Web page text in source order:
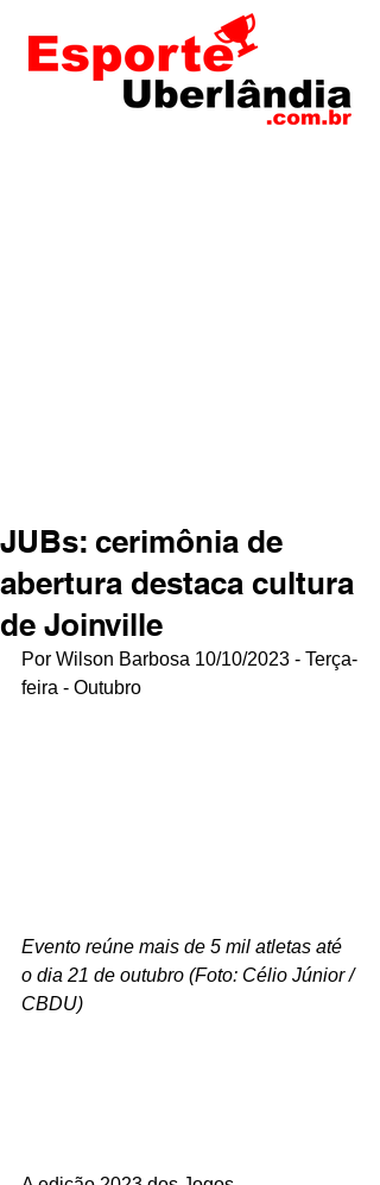
JUBs: cerimônia de
abertura destaca cultura
de Joinville
Por Wilson Barbosa 10/10/2023 - Terça-
feira - Outubro
Evento reúne mais de 5 mil atletas até
o dia 21 de outubro (Foto: Célio Júnior /
CBDU)